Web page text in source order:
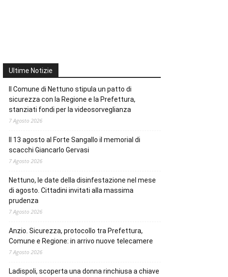
Ultime Notizie
Il Comune di Nettuno stipula un patto di
sicurezza con la Regione e la Prefettura,
stanziati fondi per la videosorveglianza
7 Agosto 2026
Il 13 agosto al Forte Sangallo il memorial di
scacchi Giancarlo Gervasi
7 Agosto 2026
Nettuno, le date della disinfestazione nel mese
di agosto. Cittadini invitati alla massima
prudenza
7 Agosto 2026
Anzio. Sicurezza, protocollo tra Prefettura,
Comune e Regione: in arrivo nuove telecamere
7 Agosto 2026
Ladispoli, scoperta una donna rinchiusa a chiave